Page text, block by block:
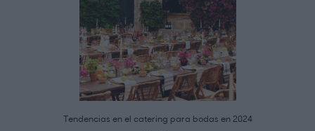
Tendencias en el catering para bodas en 2024